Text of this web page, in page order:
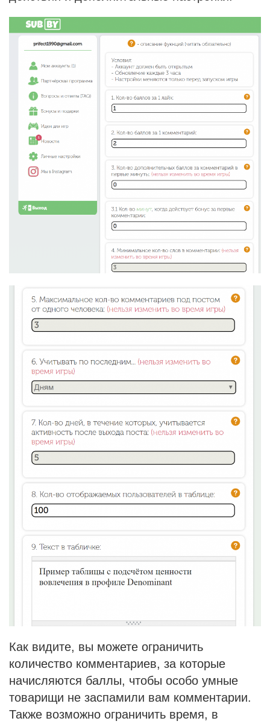
Как видите, вы можете ограничить
количество комментариев, за которые
начисляются баллы, чтобы особо умные
товарищи не заспамили вам комментарии.
Также возможно ограничить время, в